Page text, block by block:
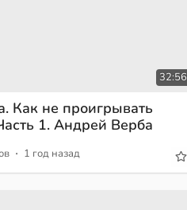
32:56
Как не проигрывать
1. Андрей Верба
· 1 год назад